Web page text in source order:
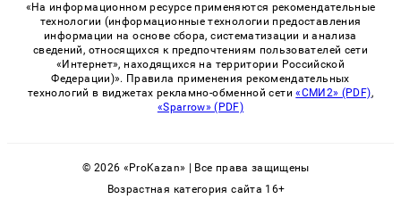
«На информационном ресурсе применяются рекомендательные
технологии (информационные технологии предоставления
информации на основе сбора, систематизации и анализа
сведений, относящихся к предпочтениям пользователей сети
«Интернет», находящихся на территории Российской
Федерации)». Правила применения рекомендательных
технологий в виджетах рекламно-обменной сети«СМИ2» (PDF),
«Sparrow» (PDF)
© 2026 «ProKazan» | Все права защищены
Возрастная категория сайта 16+